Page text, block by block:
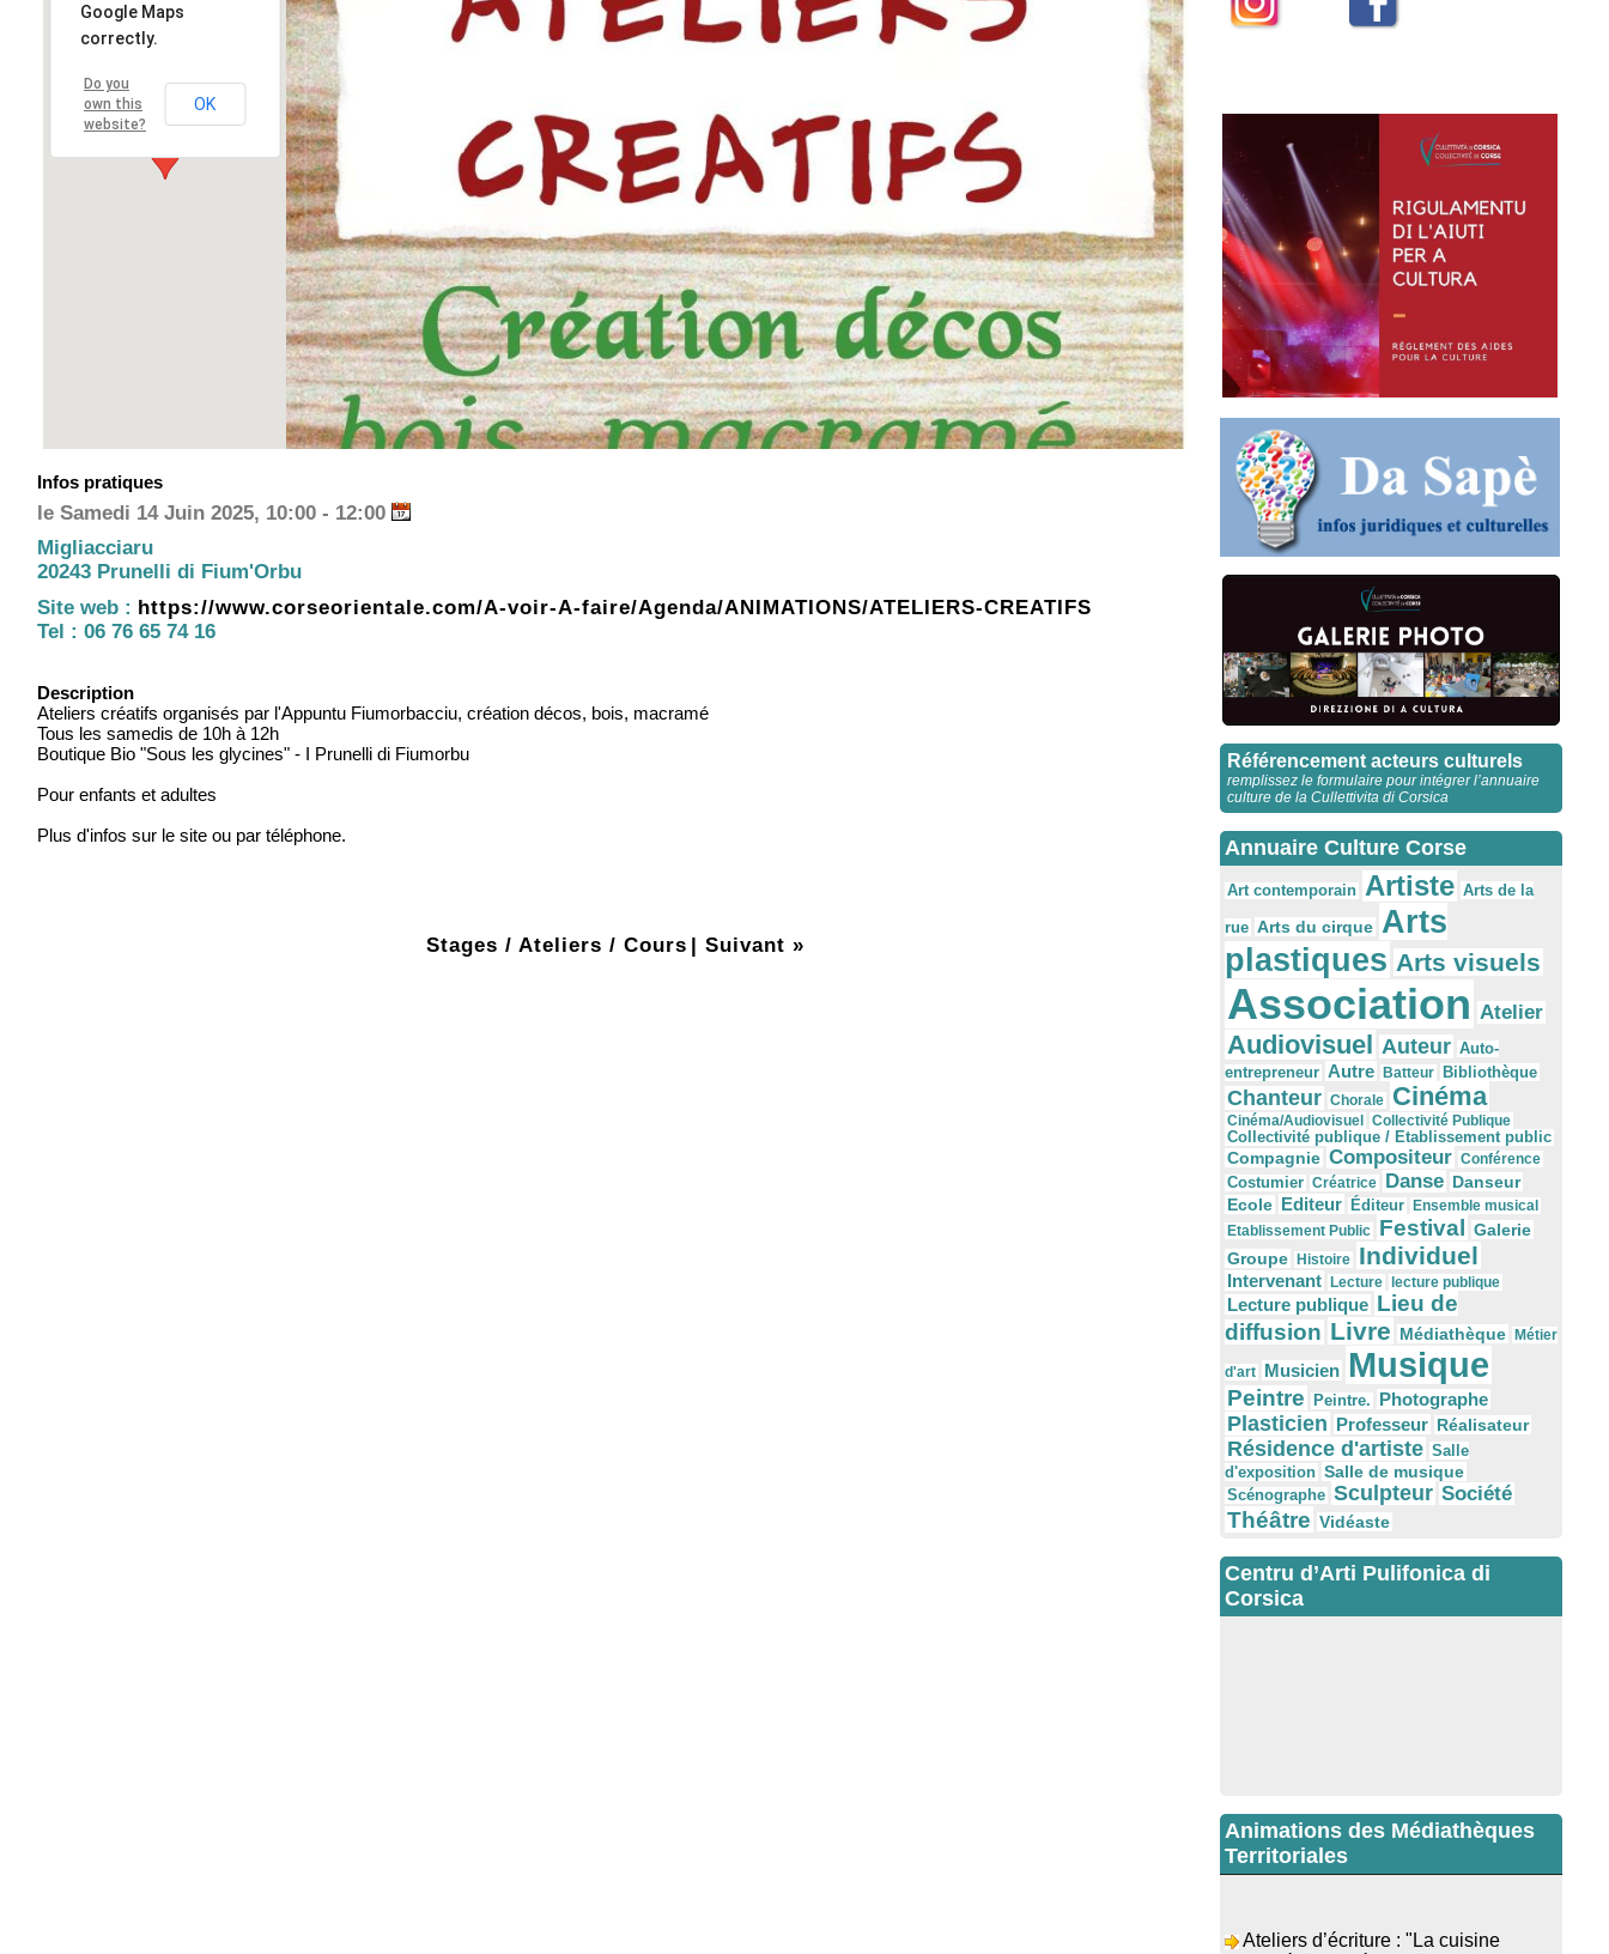
Google Maps
correctly.
Do you
own this
website?
OK
Infos pratiques
le Samedi 14 Juin 2025, 10:00 - 12:00
Migliacciaru
20243 Prunelli di Fium'Orbu
Site web : https://www.corseorientale.com/A-voir-A-faire/Agenda/ANIMATIONS/ATELIERS-CREATIFS
Tel : 06 76 65 74 16
Description
Ateliers créatifs organisés par l'Appuntu Fiumorbacciu, création décos, bois, macramé
Tous les samedis de 10h à 12h
Boutique Bio "Sous les glycines" - I Prunelli di Fiumorbu
Pour enfants et adultes
Plus d'infos sur le site ou par téléphone.
Stages / Ateliers / Cours | Suivant »
Référencement acteurs culturels
remplissez le formulaire pour intégrer l’annuaire
culture de la Cullettivita di Corsica
Annuaire Culture Corse
Art contemporain Artiste Arts de la
rue Arts du cirque Arts
plastiques Arts visuels
Association Atelier
Audiovisuel Auteur Auto-
entrepreneur Autre Batteur Bibliothèque
Chanteur Chorale Cinéma
Cinéma/Audiovisuel
Collectivité Publique
Collectivité publique / Etablissement public
Compagnie Compositeur Conférence
Costumier Créatrice Danse Danseur
Ecole Editeur Éditeur
Ensemble musical
Etablissement Public Festival Galerie
Groupe
Histoire Individuel
Intervenant Lecture lecture publique
Lecture publique Lieu de
diffusion Livre Médiathèque Métier
d'art Musicien Musique
Peintre Peintre. Photographe
Plasticien Professeur Réalisateur
Résidence d'artiste Salle
d'exposition Salle de musique
Scénographe Sculpteur Société
Théâtre Vidéaste
Centru d’Arti Pulifonica di
Corsica
Animations des Médiathèques
Territoriales
retrouvée" animés par Dominique